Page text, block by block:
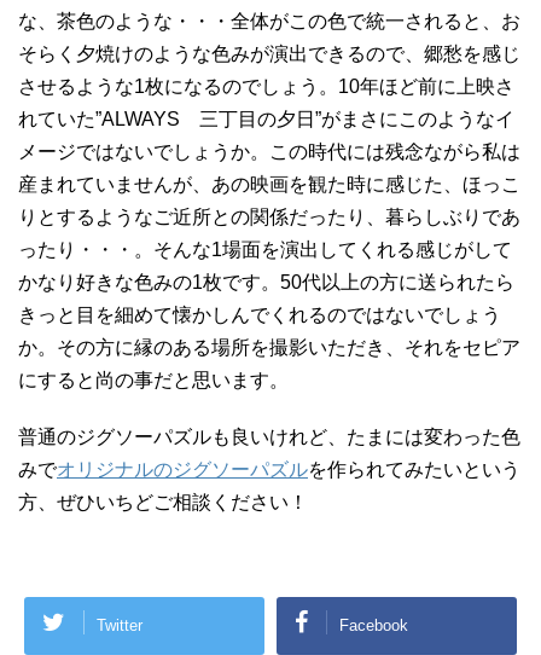
な、茶色のような・・・全体がこの色で統一されると、お
そらく夕焼けのような色みが演出できるので、郷愁を感じ
させるような1枚になるのでしょう。10年ほど前に上映さ
れていた”ALWAYS 三丁目の夕日”がまさにこのようなイ
メージではないでしょうか。この時代には残念ながら私は
産まれていませんが、あの映画を観た時に感じた、ほっこ
りとするようなご近所との関係だったり、暮らしぶりであ
ったり・・・。そんな1場面を演出してくれる感じがして
かなり好きな色みの1枚です。50代以上の方に送られたら
きっと目を細めて懐かしんでくれるのではないでしょう
か。その方に縁のある場所を撮影いただき、それをセピア
にすると尚の事だと思います。
普通のジグソーパズルも良いけれど、たまには変わった色
みでオリジナルのジグソーパズルを作られてみたいという
方、ぜひいちどご相談ください！
Twitter Facebook